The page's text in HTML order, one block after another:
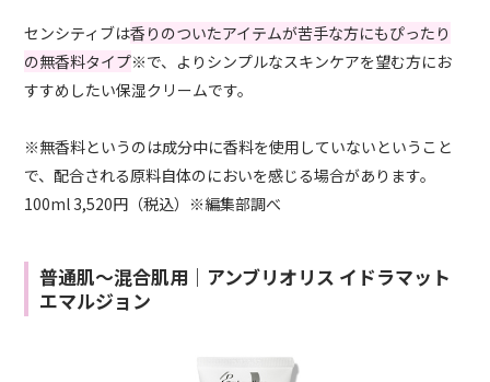
センシティブは香りのついたアイテムが苦手な方にもぴったり
の無香料タイプ※で、よりシンプルなスキンケアを望む方にお
すすめしたい保湿クリームです。
※無香料というのは成分中に香料を使用していないということ
で、配合される原料自体のにおいを感じる場合があります。
100ml 3,520円（税込）※編集部調べ
普通肌～混合肌用｜アンブリオリス イドラマット
エマルジョン